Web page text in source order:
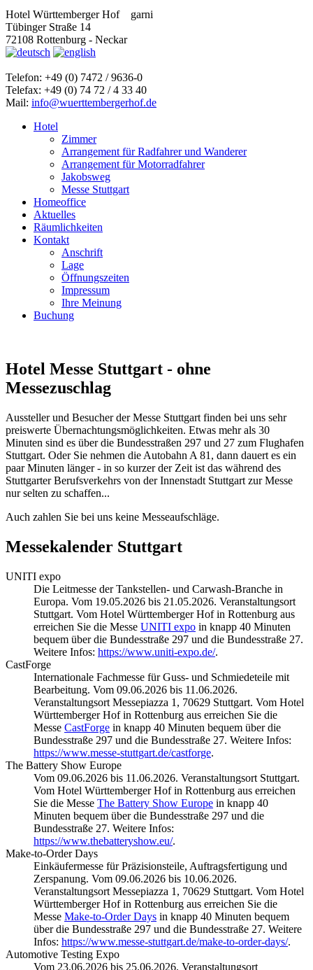
Hotel Württemberger Hof
garni
Tübinger Straße 14
72108 Rottenburg - Neckar
Telefon: +49 (0) 7472 / 9636-0
Telefax: +49 (0) 74 72 / 4 33 40
Mail: info@wuerttembergerhof.de
Hotel
Zimmer
Arrangement für Radfahrer und Wanderer
Arrangement für Motorradfahrer
Jakobsweg
Messe Stuttgart
Homeoffice
Aktuelles
Räumlichkeiten
Kontakt
Anschrift
Lage
Öffnungszeiten
Impressum
Ihre Meinung
Buchung
Hotel Messe Stuttgart - ohne
Messezuschlag
Aussteller und Besucher der Messe Stuttgart finden bei uns sehr
preiswerte Übernachtungsmöglichkeiten. Etwas mehr als 30
Minuten sind es über die Bundesstraßen 297 und 27 zum Flughafen
Stuttgart. Oder Sie nehmen die Autobahn A 81, dann dauert es ein
paar Minuten länger - in so kurzer der Zeit ist das während des
Stuttgarter Berufsverkehrs von der Innenstadt Stuttgart zur Messe
nur selten zu schaffen...
Auch zahlen Sie bei uns keine Messeaufschläge.
Messekalender Stuttgart
UNITI expo
Die Leitmesse der Tankstellen- und Carwash-Branche in
Europa. Vom 19.05.2026 bis 21.05.2026. Veranstaltungsort
Stuttgart. Vom Hotel Württemberger Hof in Rottenburg aus
erreichen Sie die Messe UNITI expo in knapp 40 Minuten
bequem über die Bundesstraße 297 und die Bundesstraße 27.
Weitere Infos: https://www.uniti-expo.de/.
CastForge
Internationale Fachmesse für Guss- und Schmiedeteile mit
Bearbeitung. Vom 09.06.2026 bis 11.06.2026.
Veranstaltungsort Messepiazza 1, 70629 Stuttgart. Vom Hotel
Württemberger Hof in Rottenburg aus erreichen Sie die
Messe CastForge in knapp 40 Minuten bequem über die
Bundesstraße 297 und die Bundesstraße 27. Weitere Infos:
https://www.messe-stuttgart.de/castforge.
The Battery Show Europe
Vom 09.06.2026 bis 11.06.2026. Veranstaltungsort Stuttgart.
Vom Hotel Württemberger Hof in Rottenburg aus erreichen
Sie die Messe The Battery Show Europe in knapp 40
Minuten bequem über die Bundesstraße 297 und die
Bundesstraße 27. Weitere Infos:
https://www.thebatteryshow.eu/.
Make-to-Order Days
Einkäufermesse für Präzisionsteile, Auftragsfertigung und
Zerspanung. Vom 09.06.2026 bis 10.06.2026.
Veranstaltungsort Messepiazza 1, 70629 Stuttgart. Vom Hotel
Württemberger Hof in Rottenburg aus erreichen Sie die
Messe Make-to-Order Days in knapp 40 Minuten bequem
über die Bundesstraße 297 und die Bundesstraße 27. Weitere
Infos: https://www.messe-stuttgart.de/make-to-order-days/.
Automotive Testing Expo
Vom 23.06.2026 bis 25.06.2026. Veranstaltungsort